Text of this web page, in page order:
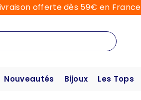
offerte dès 59€ en France
Nouveautés Bijoux Les Tops